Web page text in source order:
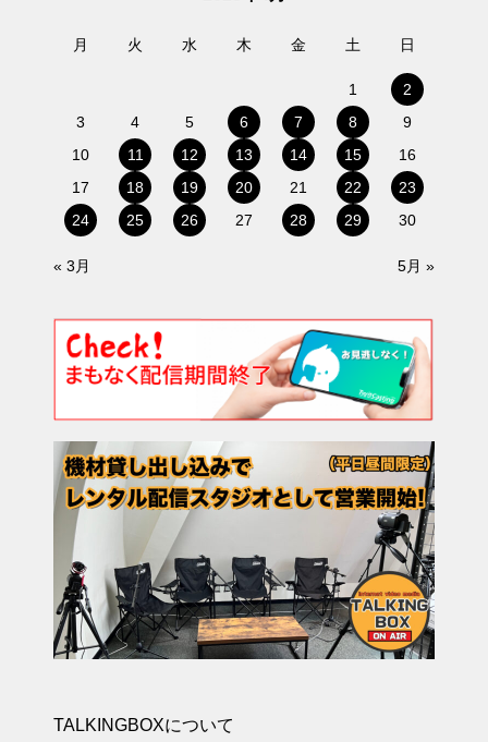
月 火 水 木 金 土 日
1
2
3
4 5 6 7 8
9
10
11 12 13 14 15
16
17
18 19 20 21 22
23
24
25 26 27 28 29 30
« 3月 5月 »
TALKINGBOXについて